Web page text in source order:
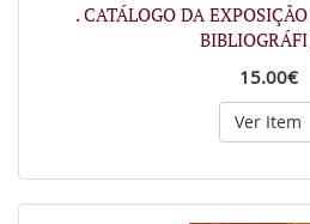
. CATÁLOGO DA
BIBLIOGRÁFI
15.00€
Ver Item